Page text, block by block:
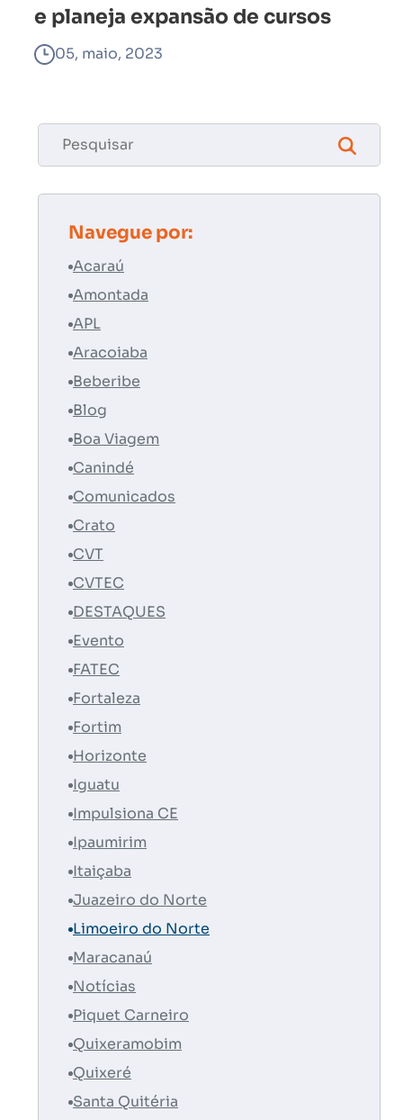
e planeja expansão de cursos
05, maio, 2023
Navegue por:
Acaraú
Amontada
APL
Aracoiaba
Beberibe
Blog
Boa Viagem
Canindé
Comunicados
Crato
CVT
CVTEC
DESTAQUES
Evento
FATEC
Fortaleza
Fortim
Horizonte
Iguatu
Impulsiona CE
Ipaumirim
Itaiçaba
Juazeiro do Norte
Limoeiro do Norte
Maracanaú
Notícias
Piquet Carneiro
Quixeramobim
Quixeré
Santa Quitéria